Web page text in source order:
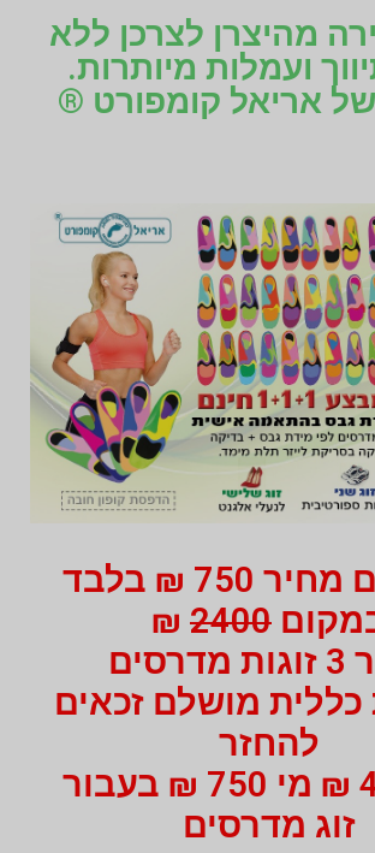
מהיצרן לצרכן ללא
ועמלות מיותרות.
אריאל קומפורט ®
מדרסים מחיר 750 ₪ בלבד
2400
₪
כללית מושלם זכאים
להחזר
של 475 ₪ מי 750 ₪ בעבור
זוג מדרסים